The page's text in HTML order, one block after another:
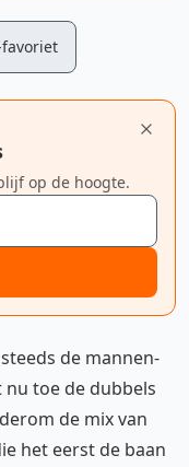
op de hoogte.
de mannen-
toe de dubbels
de mix van
het eerst de baan